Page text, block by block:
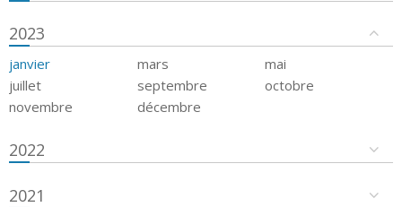
2023
janvier mars
mai
juillet
septembre
octobre
novembre
décembre
2022
2021